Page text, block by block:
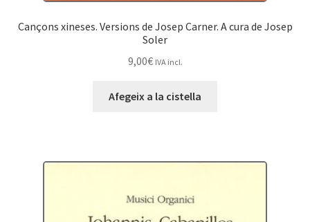
Cançons xineses. Versions de Josep Carner. A cura de Josep
Soler
9,00€ IVA incl.
Afegeix a la cistella